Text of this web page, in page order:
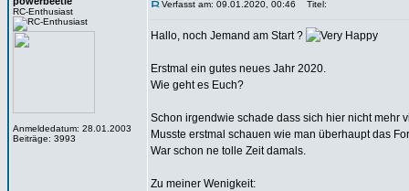
RC-Enthusiast
Anmeldedatum: 28.01.2003
Beiträge: 3993
Verfasst am: 09.01.2020, 00:46 Titel:
Hallo, noch Jemand am Start ?
Erstmal ein gutes neues Jahr 2020.
Wie geht es Euch?
Schon irgendwie schade dass sich hier nicht mehr
Musste erstmal schauen wie man überhaupt das
War schon ne tolle Zeit damals.
Zu meiner Wenigkeit: